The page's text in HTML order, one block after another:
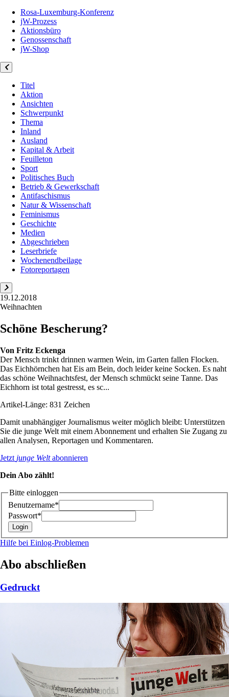
Rosa-Luxemburg-Konferenz
jW-Prozess
Aktionsbüro
Genossenschaft
jW-Shop
Titel
Aktion
Ansichten
Schwerpunkt
Thema
Inland
Ausland
Kapital & Arbeit
Feuilleton
Sport
Politisches Buch
Betrieb & Gewerkschaft
Antifaschismus
Natur & Wissenschaft
Feminismus
Geschichte
Medien
Abgeschrieben
Leserbriefe
Wochenendbeilage
Fotoreportagen
19.12.2018
Weihnachten
Schöne Bescherung?
Von Fritz Eckenga
Der Mensch trinkt drinnen warmen Wein, im Garten fallen Flocken.
Das Eichhörnchen hat Eis am Bein, doch leider keine Socken. Es naht
das schöne Weihnachtsfest, der Mensch schmückt seine Tanne. Das
Eichhorn ist total gestresst, es sc...
Artikel-Länge: 831 Zeichen
Damit unabhängiger Journalismus weiter möglich bleibt: Unterstützen
Sie die junge Welt mit einem Abonnement und erhalten Sie Zugang zu
allen Analysen, Reportagen und Kommentaren.
Jetzt junge Weltabonnieren
Dein Abo zählt!
Bitte einloggen
Benutzername*
Passwort*
Hilfe bei Einlog-Problemen
Abo abschließen
Gedruckt